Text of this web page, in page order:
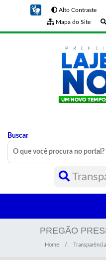
Alto Contraste
Mapa do Site
Buscar
PREGÃO
Home Transparência